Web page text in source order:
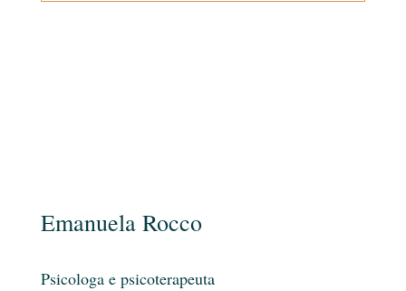
Emanuela Rocco
Psicologa e psicoterapeuta